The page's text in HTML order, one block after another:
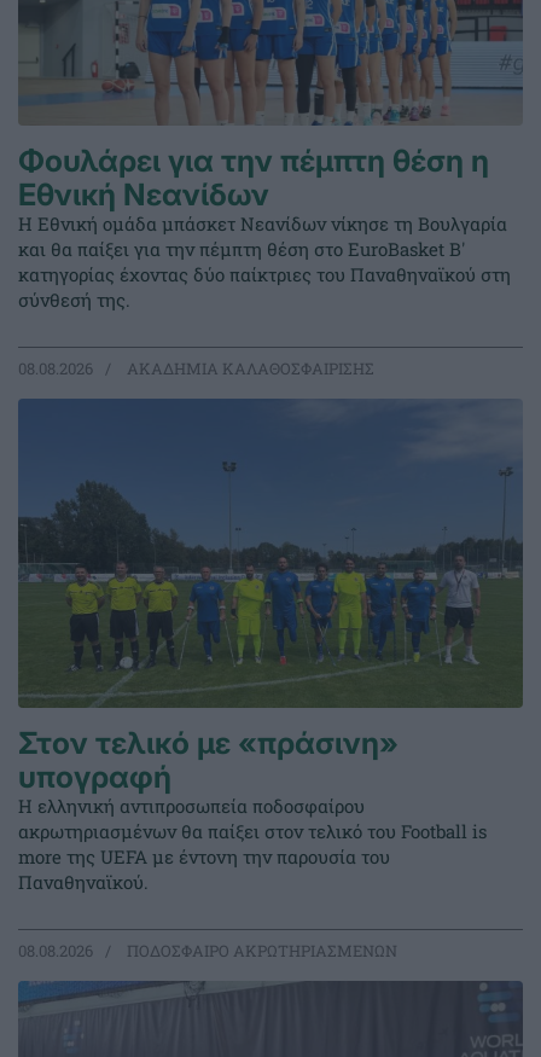
Φουλάρει για την πέμπτη θέση η
Εθνική Νεανίδων
Η Εθνική ομάδα μπάσκετ Νεανίδων νίκησε τη Βουλγαρία
και θα παίξει για την πέμπτη θέση στο EuroBasket Β'
κατηγορίας έχοντας δύο παίκτριες του Παναθηναϊκού στη
σύνθεσή της.
08.08.2026 ΑΚΑΔΗΜΙΑ ΚΑΛΑΘΟΣΦΑΙΡΙΣΗΣ
Στον τελικό με «πράσινη»
υπογραφή
Η ελληνική αντιπροσωπεία ποδοσφαίρου
ακρωτηριασμένων θα παίξει στον τελικό του Football is
more της UEFA με έντονη την παρουσία του
Παναθηναϊκού.
08.08.2026 ΠΟΔΟΣΦΑΙΡΟ ΑΚΡΩΤΗΡΙΑΣΜΕΝΩΝ